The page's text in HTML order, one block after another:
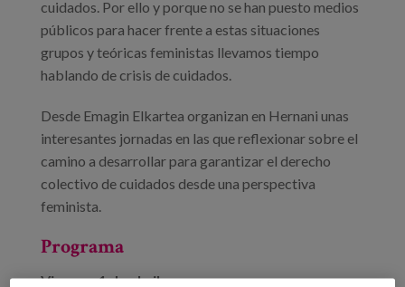
cuidados. Por ello y porque no se han puesto medios
públicos para hacer frente a estas situaciones
grupos y teóricas feministas llevamos tiempo
hablando de crisis de cuidados.
Desde Emagin Elkartea organizan en Hernani unas
interesantes jornadas en las que reflexionar sobre el
camino a desarrollar para garantizar el derecho
colectivo de cuidados desde una perspectiva
feminista.
Programa
Viernes, 1 de abril.